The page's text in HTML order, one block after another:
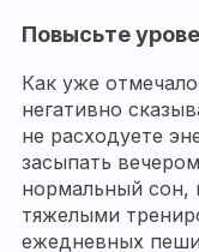
Повысьте
Как уже
негативно
не расходуете
засыпать
нормальный сон,
тяжелыми
ежедневных